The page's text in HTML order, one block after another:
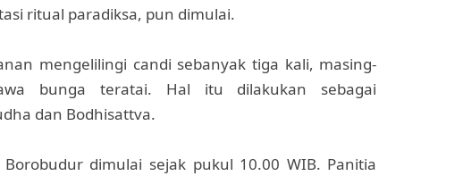
ritual paradiksa, pun dimulai.
mengelilingi candi sebanyak tiga kali, masing-
bunga teratai. Hal itu dilakukan sebagai
dan Bodhisattva.
dimulai sejak pukul 10.00 WIB. Panitia